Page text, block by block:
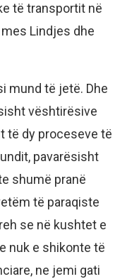
të transportit në
Lindjes dhe
mund të jetë. Dhe
vështirësive
të dy proceseve të
pavarësisht
shumë pranë
të paraqiste
se në kushtet e
nuk e shikonte të
ne jemi gati